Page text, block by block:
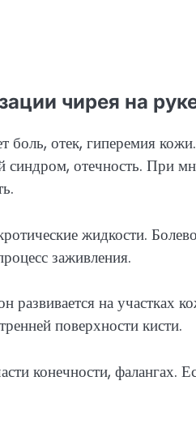
чирея на
боль, отек, гиперемия
синдром, отечность. При
жидкости.
заживления.
развивается на участках
поверхности кисти.
конечности, фалангах.